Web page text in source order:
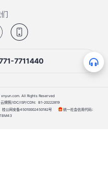
7711440
All Rights Reserved
牌照/IDC/ISP/CDN：B1-20222819
桂公网安备45010002450182号
统一社会信用代码：